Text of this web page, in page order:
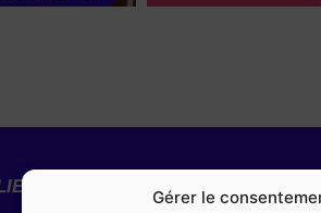
Gérer le
EXTERNES